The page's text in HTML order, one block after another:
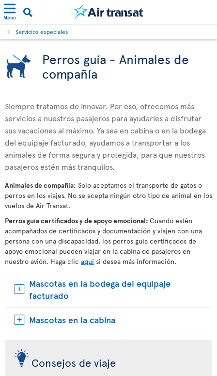
Menú
Servicios especiales
Perros guía - Animales de
compañía
Siempre tratamos de innovar. Por eso, ofrecemos más
servicios a nuestros pasajeros para ayudarles a disfrutar
sus vacaciones al máximo. Ya sea en cabina o en la bodega
del equipaje facturado, ayudamos a transportar a los
animales de forma segura y protegida, para que nuestros
pasajeros estén más tranquilos.
Animales de compañía: Solo aceptamos el transporte de gatos o
perros en los viajes. No se acepta ningún otro tipo de animal en los
vuelos de Air Transat.
Perros guía certificados y de apoyo emocional: Cuando estén
acompañados de certificados y documentación y viajen con una
persona con una discapacidad, los perros guía certificados de
apoyo emocional pueden viajar en la cabina de pasajeros en
nuestro avión. Haga clic aquí si desea más información.
Mascotas en la bodega del equipaje
facturado
Mascotas en la cabina
Consejos de viaje